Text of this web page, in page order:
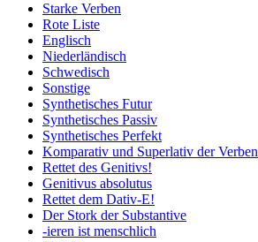
Starke Verben
Rote Liste
Englisch
Niederländisch
Schwedisch
Sonstige
Synthetisches Futur
Synthetisches Passiv
Synthetisches Perfekt
Komparativ und Superlativ der Verben
Rettet des Genitivs!
Genitivus absolutus
Rettet dem Dativ-E!
Der Stork der Substantive
-ieren ist menschlich